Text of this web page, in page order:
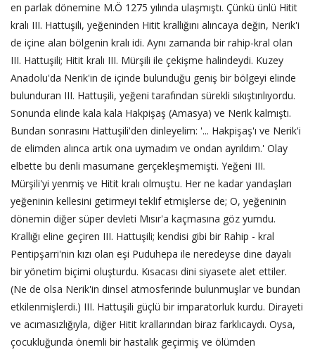
en parlak dönemine M.Ö 1275 yılında ulaşmıştı. Çünkü ünlü Hitit
kralı III. Hattuşili, yeğeninden Hitit krallığını alıncaya değin, Nerik'i
de içine alan bölgenin kralı idi. Aynı zamanda bir rahip-kral olan
III. Hattuşili; Hitit kralı III. Mürşili ile çekişme halindeydi. Kuzey
Anadolu'da Nerik'in de içinde bulunduğu geniş bir bölgeyi elinde
bulunduran III. Hattuşili, yeğeni tarafından sürekli sıkıştırılıyordu.
Sonunda elinde kala kala Hakpişaş (Amasya) ve Nerik kalmıştı.
Bundan sonrasını Hattuşili'den dinleyelim: '... Hakpişaş'ı ve Nerik'i
de elimden alınca artık ona uymadım ve ondan ayrıldım.' Olay
elbette bu denli masumane gerçekleşmemişti. Yeğeni III.
Mürşili'yi yenmiş ve Hitit kralı olmuştu. Her ne kadar yandaşları
yeğeninin kellesini getirmeyi teklif etmişlerse de; O, yeğeninin
dönemin diğer süper devleti Mısır'a kaçmasına göz yumdu.
Krallığı eline geçiren III. Hattuşili; kendisi gibi bir Rahip - kral
Pentipşarri'nin kızı olan eşi Puduhepa ile neredeyse dine dayalı
bir yönetim biçimi oluşturdu. Kısacası dini siyasete alet ettiler.
(Ne de olsa Nerik'in dinsel atmosferinde bulunmuşlar ve bundan
etkilenmişlerdi.) III. Hattuşili güçlü bir imparatorluk kurdu. Dirayeti
ve acımasızlığıyla, diğer Hitit krallarından biraz farklıcaydı. Oysa,
çocukluğunda önemli bir hastalık geçirmiş ve ölümden